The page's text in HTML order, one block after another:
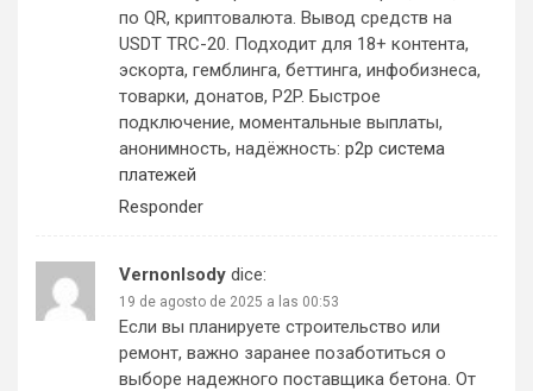
по QR, криптовалюта. Вывод средств на
USDT TRC-20. Подходит для 18+ контента,
эскорта, гемблинга, беттинга, инфобизнеса,
товарки, донатов, P2P. Быстрое
подключение, моментальные выплаты,
анонимность, надёжность: p2p система
платежей
Responder
VernonIsody dice:
19 de agosto de 2025 a las 00:53
Если вы планируете строительство или
ремонт, важно заранее позаботиться о
выборе надежного поставщика бетона. От